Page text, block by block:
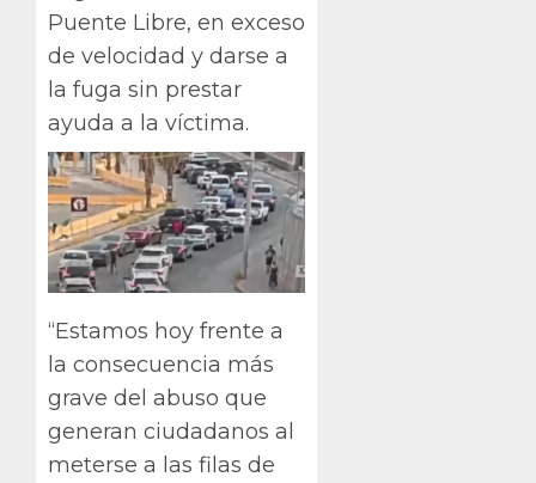
Puente Libre, en exceso
de velocidad y darse a
la fuga sin prestar
ayuda a la víctima.
“Estamos hoy frente a
la consecuencia más
grave del abuso que
generan ciudadanos al
meterse a las filas de